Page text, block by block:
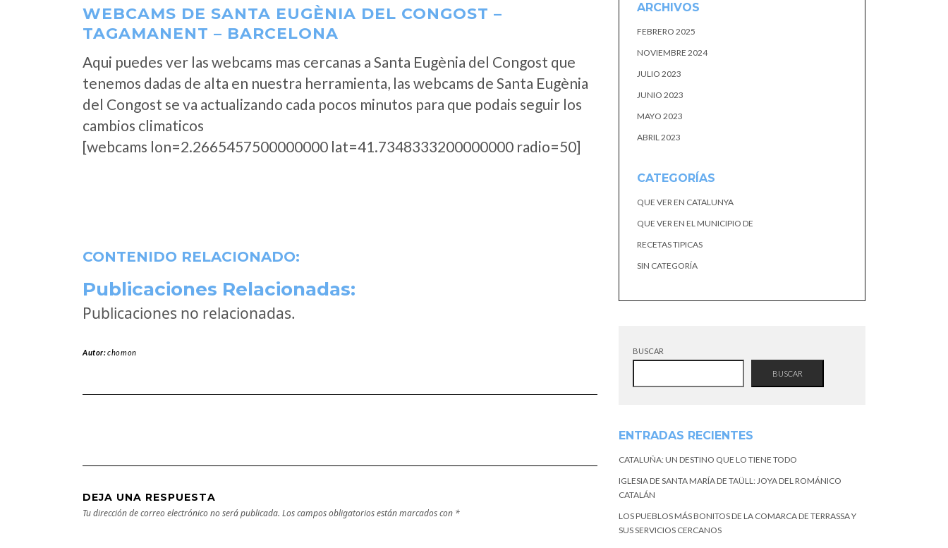
WEBCAMS DE SANTA EUGÈNIA DEL CONGOST –
TAGAMANENT – BARCELONA
Aqui puedes ver las webcams mas cercanas a Santa Eugènia del Congost que
tenemos dadas de alta en nuestra herramienta, las webcams de Santa Eugènia
del Congost se va actualizando cada pocos minutos para que podais seguir los
cambios climaticos
[webcams lon=2.2665457500000000 lat=41.7348333200000000 radio=50]
CONTENIDO RELACIONADO:
Publicaciones Relacionadas:
Publicaciones no relacionadas.
Autor:chomon
DEJA UNA RESPUESTA
Tu dirección de correo electrónico no será publicada. Los campos obligatorios están marcados con *
ARCHIVOS
FEBRERO 2025
NOVIEMBRE 2024
JULIO 2023
JUNIO 2023
MAYO 2023
ABRIL 2023
CATEGORÍAS
QUE VER EN CATALUNYA
QUE VER EN EL MUNICIPIO DE
RECETAS TIPICAS
SIN CATEGORÍA
BUSCAR
BUSCAR
ENTRADAS RECIENTES
CATALUÑA: UN DESTINO QUE LO TIENE TODO
IGLESIA DE SANTA MARÍA DE TAÜLL: JOYA DEL ROMÁNICO
CATALÁN
LOS PUEBLOS MÁS BONITOS DE LA COMARCA DE TERRASSA Y
SUS SERVICIOS CERCANOS